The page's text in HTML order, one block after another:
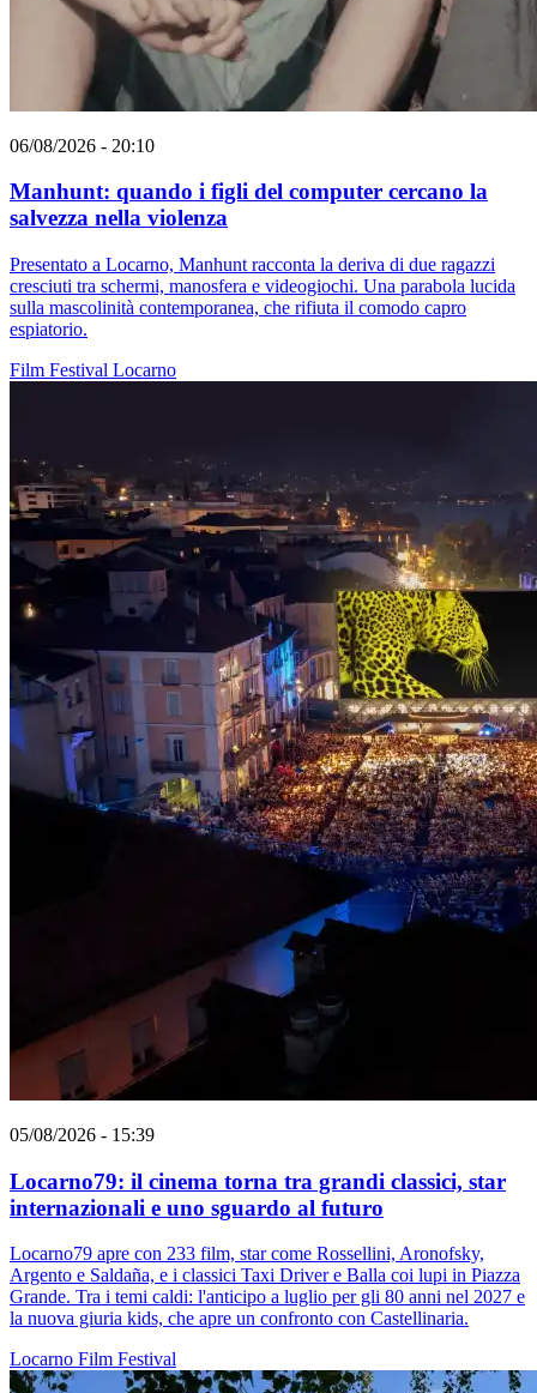
06/08/2026 - 20:10
Manhunt: quando i figli del computer cercano la
salvezza nella violenza
Presentato a Locarno, Manhunt racconta la deriva di due ragazzi
cresciuti tra schermi, manosfera e videogiochi. Una parabola lucida
sulla mascolinità contemporanea, che rifiuta il comodo capro
espiatorio.
Film Festival Locarno
05/08/2026 - 15:39
Locarno79: il cinema torna tra grandi classici, star
internazionali e uno sguardo al futuro
Locarno79 apre con 233 film, star come Rossellini, Aronofsky,
Argento e Saldaña, e i classici Taxi Driver e Balla coi lupi in Piazza
Grande. Tra i temi caldi: l'anticipo a luglio per gli 80 anni nel 2027 e
la nuova giuria kids, che apre un confronto con Castellinaria.
Locarno Film Festival